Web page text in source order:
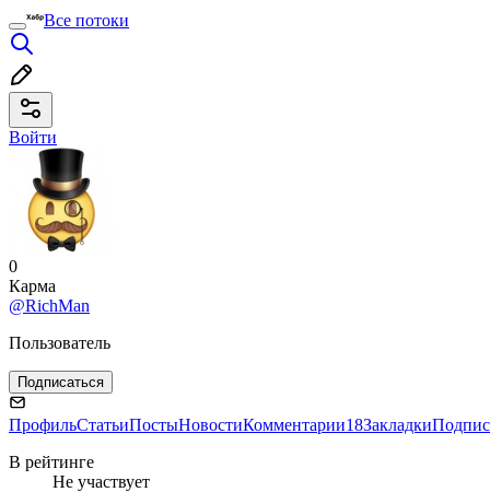
Все потоки
Войти
0
Карма
@RichMan
Пользователь
Подписаться
ПрофильСтатьиПостыНовостиКомментарии18Закладки
В рейтинге
Не участвует